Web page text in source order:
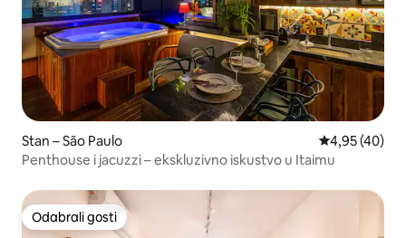
Stan – São Paulo Prosječna
4,95 (40)
Penthouse i jacuzzi – ekskluzivno iskustvo u Itaimu
Odabrali gosti
Odabrali gosti